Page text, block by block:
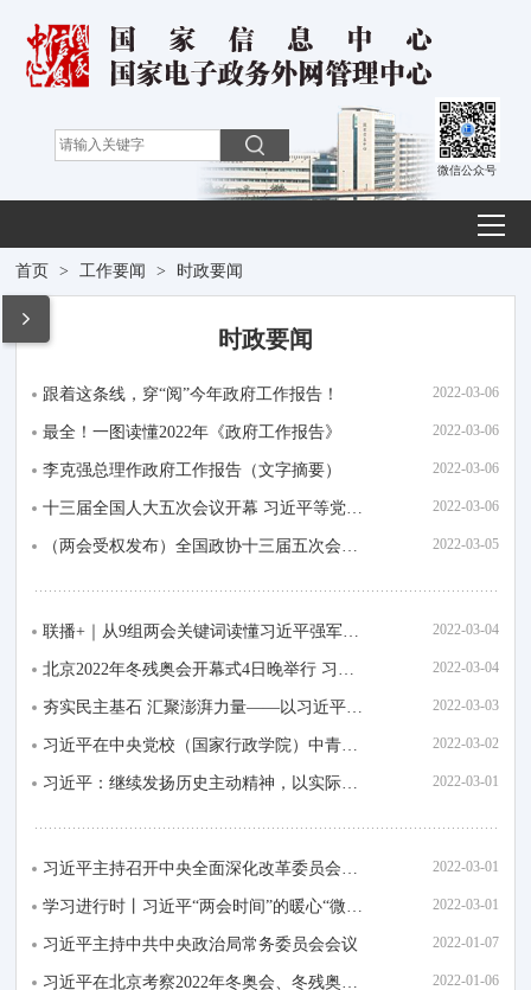
微信公众号
首页 > 工作要闻 > 时政要闻
时政要闻
跟着这条线，穿“阅”今年政府工作报告！ 2022-03-06
最全！一图读懂2022年《政府工作报告》 2022-03-06
李克强总理作政府工作报告（文字摘要） 2022-03-06
2022-03-06
2022-03-05
2022-03-04
2022-03-04
2022-03-03
2022-03-02
2022-03-01
2022-03-01
2022-03-01
习近平主持中共中央政治局常务委员会会议 2022-01-07
2022-01-06